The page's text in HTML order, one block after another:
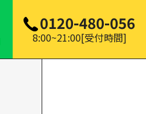
0120-480-056
8:00~21:00[受付時間]